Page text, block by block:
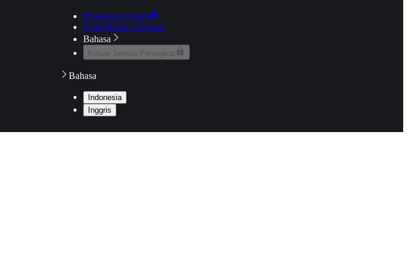
Pengaturan Akun
Pemeriksaan Jaringan
Bahasa
Keluar Semua Perangkat
Bahasa
Indonesia
Inggris